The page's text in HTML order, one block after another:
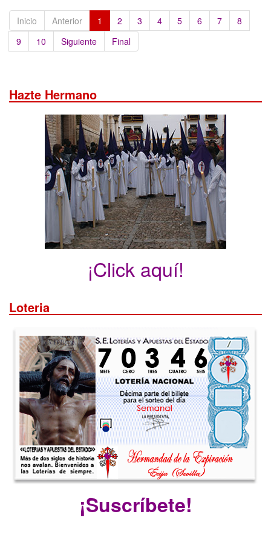
Inicio Anterior 1 2 3 4 5 6 7
8
9
10 Siguiente Final
Hazte Hermano
¡Click aquí!
Loteria
¡Suscríbete!